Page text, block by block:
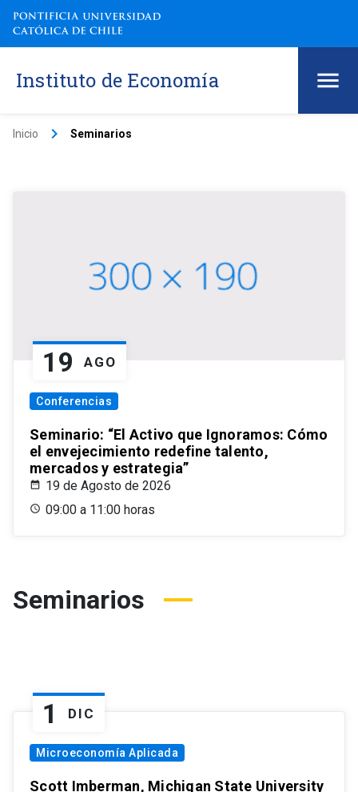
Instituto de Economía
Inicio keyboard_arrow_right Seminarios
19 AGO
Conferencias
Seminario: “El Activo que Ignoramos: Cómo
el envejecimiento redefine talento,
mercados y estrategia”
19 de Agosto de 2026
09:00 a 11:00 horas
Seminarios
1 DIC
Microeconomía Aplicada
Scott Imberman, Michigan State University